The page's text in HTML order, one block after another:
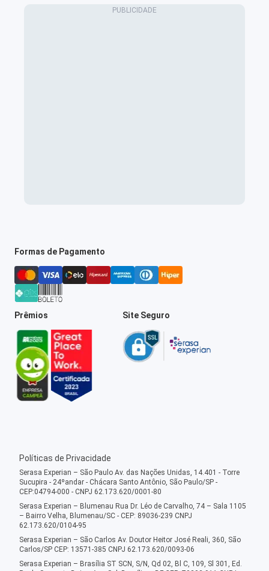
Formas de Pagamento
Prêmios Site Seguro
Políticas de Privacidade
Serasa Experian – São Paulo Av. das Nações Unidas, 14.401 - Torre
Sucupira - 24ºandar - Chácara Santo Antônio, São Paulo/SP -
CEP:04794-000 - CNPJ 62.173.620/0001-80
Serasa Experian – Blumenau Rua Dr. Léo de Carvalho, 74 – Sala 1105
– Bairro Velha, Blumenau/SC - CEP: 89036-239 CNPJ
62.173.620/0104-95
Serasa Experian – São Carlos Av. Doutor Heitor José Reali, 360, São
Carlos/SP CEP: 13571-385 CNPJ 62.173.620/0093-06
Serasa Experian – Brasília ST SCN, S/N, Qd 02, Bl C, 109, Sl 301, Ed.